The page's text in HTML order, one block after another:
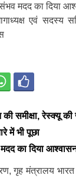
मदद का दिया
एवं सदस्य
समीक्षा, रेस्क्यू की
में भी पूछा
का दिया
गृह मंत्रालय